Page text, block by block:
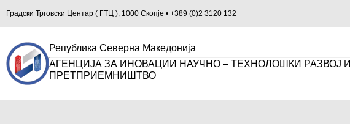
Градски Трговски Центар ( ГТЦ ), 1000 Скопје • +389 (0)2 3120 132
Република Северна Македонија
АГЕНЦИЈА ЗА ИНОВАЦИИ НАУЧНО – ТЕХНОЛОШКИ РАЗВОЈ И
ПРЕТПРИЕМНИШТВО